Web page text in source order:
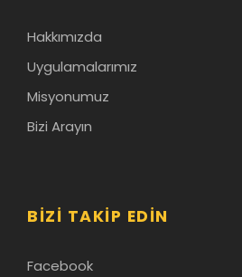
Hakkımızda
Uygulamalarımız
Misyonumuz
Bizi Arayın
BIZI TAKIP EDIN
Facebook